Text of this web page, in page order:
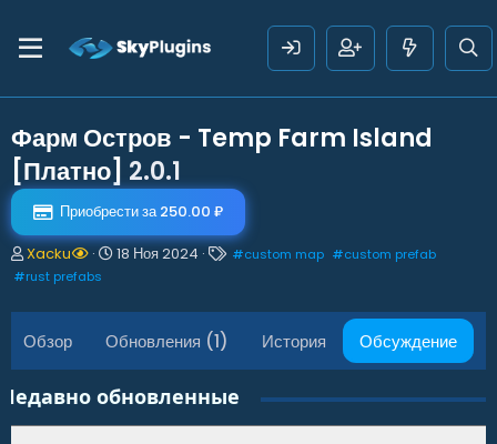
Фарм Остров - Temp Farm Island
[Платно] 2.0.1
Приобрести за 250.00 ₽
А
в
о
р
т
е
м
ы
Xacku
Д
а
н
а
ч
а
а
18 Ноя 2024
Т
и
#custom map #custom prefab
#rust prefabs
Обзор Обновления (1) История Обсуждение
Недавно обновленные